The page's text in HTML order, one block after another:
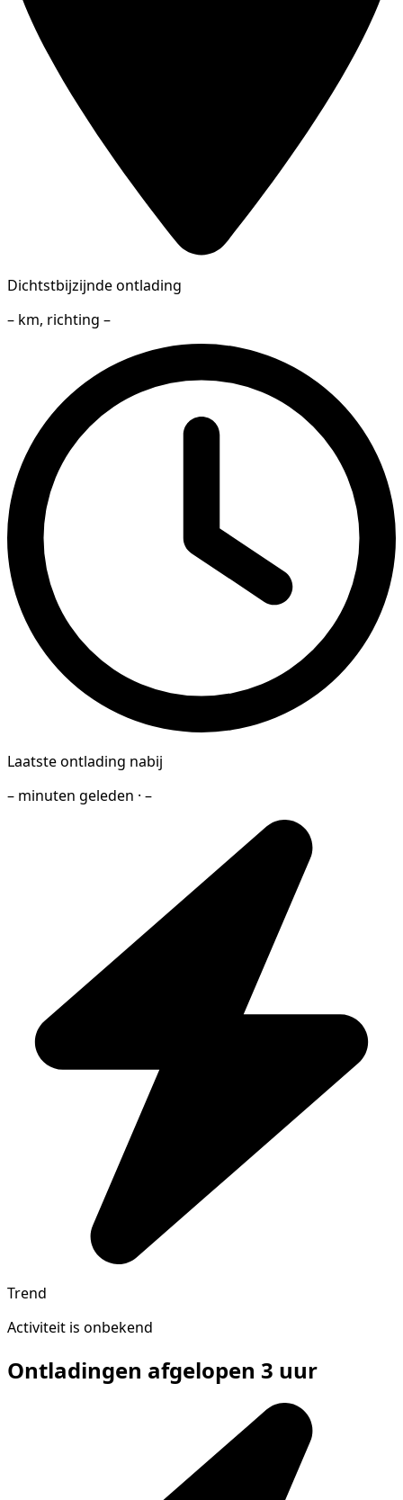
Dichtstbijzijnde ontlading
– km, richting –
Laatste ontlading nabij
– minuten geleden · –
Trend
Activiteit is onbekend
Ontladingen afgelopen 3 uur